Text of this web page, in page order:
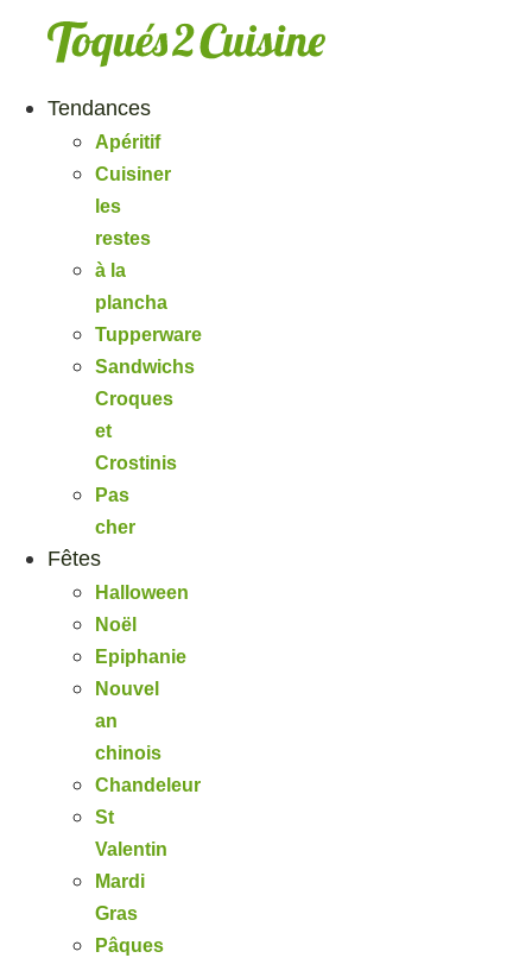
Tendances
Apéritif
Cuisiner
les
restes
à la
plancha
Tupperware
Sandwichs
Croques
et
Crostinis
Pas
cher
Fêtes
Halloween
Noël
Epiphanie
Nouvel
an
chinois
Chandeleur
St
Valentin
Mardi
Gras
Pâques